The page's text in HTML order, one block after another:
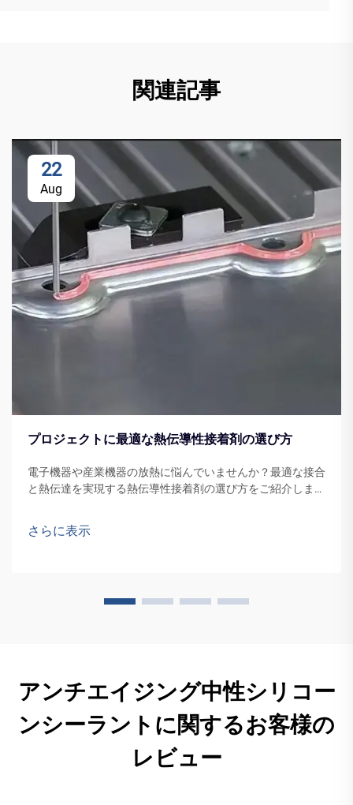
関連記事
22
Aug
プロジェクトに最適な熱伝導性接着剤の選び方
電子機器や産業機器の放熱に悩んでいませんか？最適な接合
と熱伝達を実現する熱伝導性接着剤の選び方をご紹介しま
さらに表示
アンチエイジング中性シリコー
ンシーラントに関するお客様の
レビュー